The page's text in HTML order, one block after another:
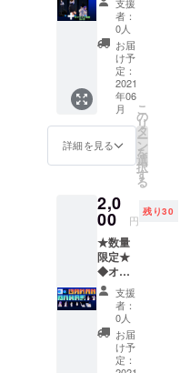
(有効期
限2022
年10月1
日まで)
◆スマ
ホ壁紙
デー
タ：
キャラ
クター3
種セッ
ト ※こ
点は
メール
にてお
届けい
たしま
す。
者：
0人
お届
け予
定：
2021
年06
月
詳細を見る
こ
の
リ
タ
ー
ン
を
選
択
す
る
2,0
00 円
残り30
★数量
限定★
◆オリ
ジナル
ステッ
カー プ
リムス
内の
キャラ
支援
者：
0人
お届
け予
定：